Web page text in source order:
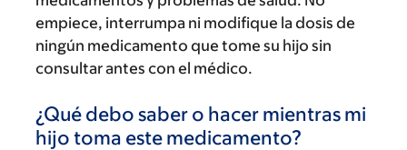
empiece, interrumpa ni modifique la dosis de
ningún medicamento que tome su hijo sin
consultar antes con el médico.
¿Qué debo saber o hacer mientras mi
hijo toma este medicamento?